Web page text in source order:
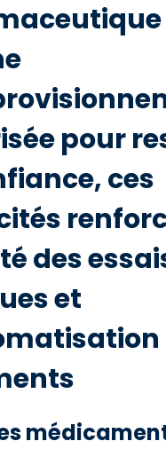
pour
ces
des
et